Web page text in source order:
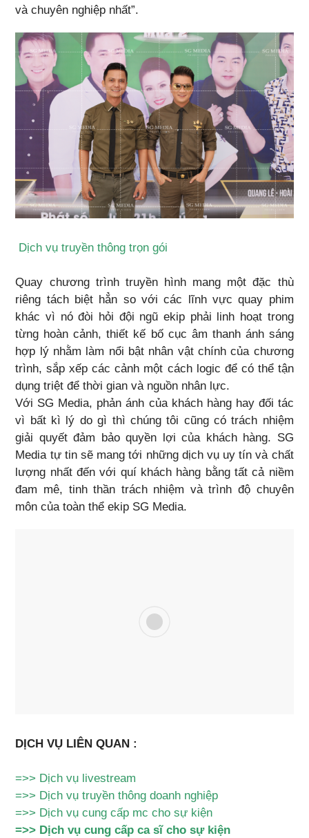
và chuyên nghiệp nhất”.
Dịch vụ truyền thông trọn gói
Quay chương trình truyền hình mang một đặc thù
riêng tách biệt hẳn so với các lĩnh vực quay phim
khác vì nó đòi hỏi đội ngũ ekip phải linh hoạt trong
từng hoàn cảnh, thiết kế bố cục âm thanh ánh sáng
hợp lý nhằm làm nổi bật nhân vật chính của chương
trình, sắp xếp các cảnh một cách logic để có thể tận
dụng triệt để thời gian và nguồn nhân lực.
Với SG Media, phản ánh của khách hàng hay đối tác
vì bất kì lý do gì thì chúng tôi cũng có trách nhiệm
giải quyết đảm bảo quyền lợi của khách hàng. SG
Media tự tin sẽ mang tới những dịch vụ uy tín và chất
lượng nhất đến với quí khách hàng bằng tất cả niềm
đam mê, tinh thần trách nhiệm và trình độ chuyên
môn của toàn thể ekip SG Media.
DỊCH VỤ LIÊN QUAN :
=>> Dịch vụ livestream
=>> Dịch vụ truyền thông doanh nghiệp
=>> Dịch vụ cung cấp mc cho sự kiện
=>> Dịch vụ cung cấp ca sĩ cho sự kiện